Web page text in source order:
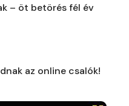
– öt betörés fél év
az online csalók!